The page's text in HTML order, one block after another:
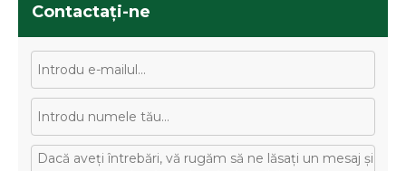
Contactaţi-ne